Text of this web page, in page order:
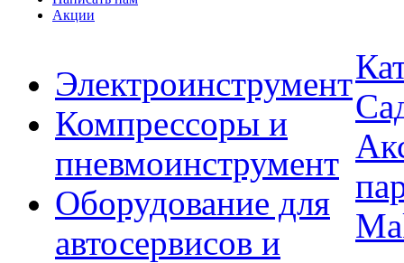
Акции
Электроинструмент
Компрессоры и
пневмоинструмент
Оборудование для
автосервисов и